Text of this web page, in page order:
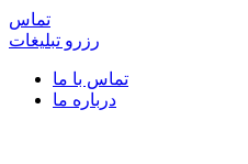
تماس
رزرو تبلیغات
تماس با ما
درباره ما